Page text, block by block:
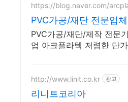
https://blog.naver.com/
PVC가공/재단 전문업체
PVC가공/재단/제작 전문기
업 아크플라텍 저렴한 단가
http://www.linit.co.kr 광고
리니트코리아